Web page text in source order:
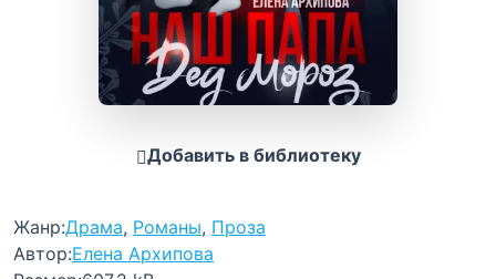
Добавить в библиотеку
Жанр:Драма, Романы, Проза
Автор:Елена Архипова